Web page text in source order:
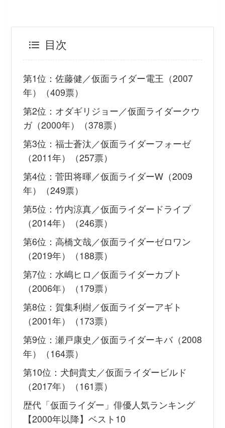
目次
第1位：佐藤健／仮面ライダー電王（2007
年）（409票）
第2位：オダギリジョー／仮面ライダークウ
ガ（2000年）（378票）
第3位：福士蒼汰／仮面ライダーフォーゼ
（2011年）（257票）
第4位：菅田将暉／仮面ライダーW（2009
年）（249票）
第5位：竹内涼真／仮面ライダードライブ
（2014年）（246票）
第6位：高橋文哉／仮面ライダーゼロワン
（2019年）（188票）
第7位：水嶋ヒロ／仮面ライダーカブト
（2006年）（179票）
第8位：賀集利樹／仮面ライダーアギト
（2001年）（173票）
第9位：瀬戸康史／仮面ライダーキバ（2008
年）（164票）
第10位：犬飼貴丈／仮面ライダービルド
（2017年）（161票）
歴代「仮面ライダー」俳優人気ランキング
【2000年以降】ベスト10